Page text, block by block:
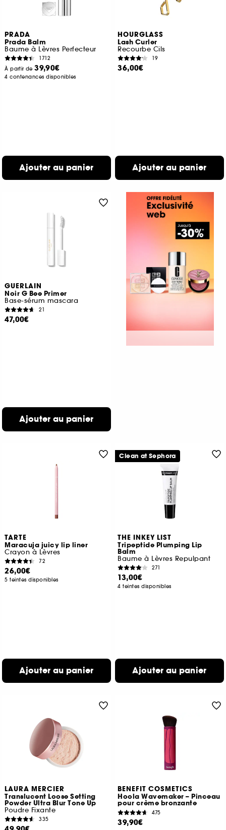
PRADA
Prada Balm
Baume à Lèvres Perfecteur
1712
À partir de39,90€
4 contenances disponibles
Ajouter au panier
HOURGLASS
Lash Curler
Recourbe Cils
19
36,00€
Ajouter au panier
GUERLAIN
Noir G Bee Primer
Base-sérum mascara
21
47,00€
Ajouter au panier
TARTE
Maracuja juicy lip liner
Crayon à Lèvres
72
26,00€
5 teintes disponibles
Ajouter au panier
THE INKEY LIST
Tripeptide Plumping Lip
Balm
Baume à Lèvres Repulpant
271
13,00€
4 teintes disponibles
Ajouter au panier
Clean at Sephora
LAURA MERCIER
Translucent Loose Setting
Powder Ultra Blur Tone Up
Poudre Fixante
335
BENEFIT COSMETICS
Hoola Wavemaker – Pinceau
pour crème bronzante
475
39,90€